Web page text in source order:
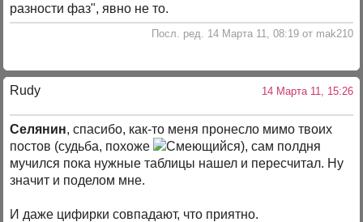
разности фаз", явно не то.
Посл. ред. 14 Марта 11, 08:19 от mak210
Rudy 14 Марта 11, 15:26
Селянин, спасибо, как-то меня пронесло мимо твоих
постов (судьба, похоже
), сам полдня
мучился пока нужные таблицы нашел и пересчитал. Ну
значит и поделом мне.
И даже цифирки совпадают, что приятно.